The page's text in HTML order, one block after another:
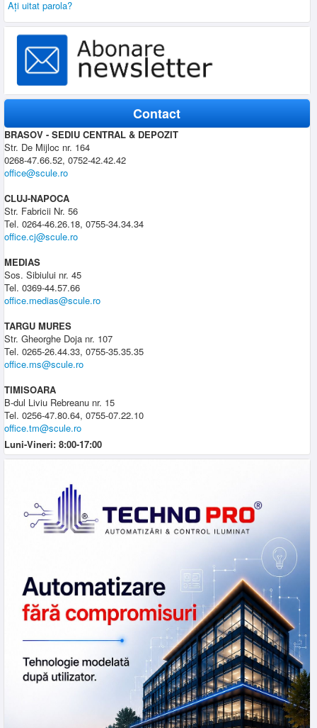
Aţi uitat parola?
Contact
BRASOV - SEDIU CENTRAL & DEPOZIT
Str. De Mijloc nr. 164
0268-47.66.52, 0752-42.42.42
office@scule.ro
CLUJ-NAPOCA
Str. Fabricii Nr. 56
Tel. 0264-46.26.18, 0755-34.34.34
office.cj@scule.ro
MEDIAS
Sos. Sibiului nr. 45
Tel. 0369-44.57.66
office.medias@scule.ro
TARGU MURES
Str. Gheorghe Doja nr. 107
Tel. 0265-26.44.33, 0755-35.35.35
office.ms@scule.ro
TIMISOARA
B-dul Liviu Rebreanu nr. 15
Tel. 0256-47.80.64, 0755-07.22.10
office.tm@scule.ro
Luni-Vineri: 8:00-17:00